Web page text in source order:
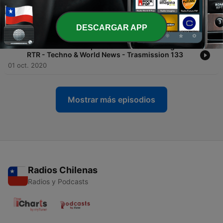
117 - RADIO ACTIVITY - IDM - Infected Dance Music -
Episode 3 - RTR Trasmission 134
02 oct. 2020
116 - SONIC TECHNO - Episode 2 - Goodmorning with
RTR - Techno & World News - Trasmission 133
01 oct. 2020
Mostrar más episodios
Radios Chilenas
Radios y Podcasts
DESCARGAR APP